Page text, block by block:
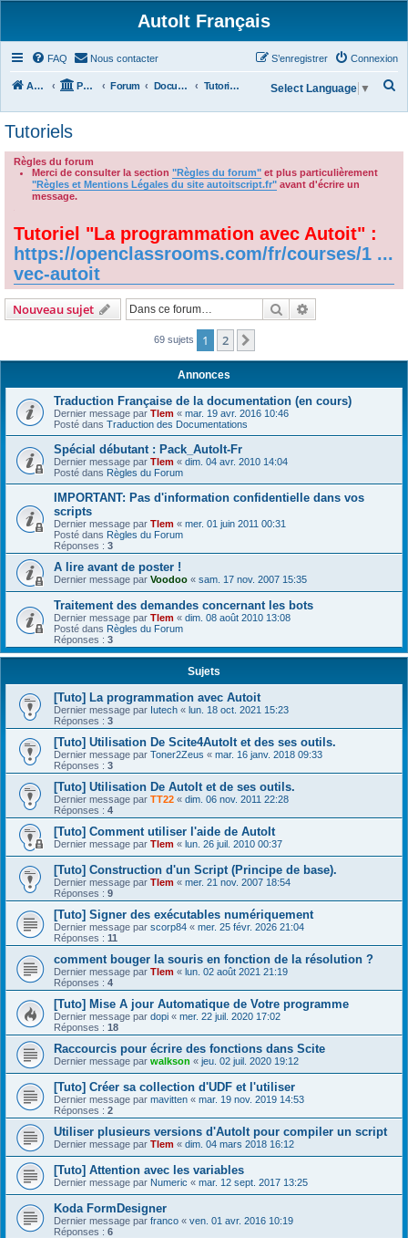
AutoIt Français
FAQ Nous contacter Connexion
S’enregistrer
Accueil Portail Forum Documentations Tutoriels
h
Select Language ▼
Tutoriels
Règles du forum
Merci de consulter la section "Règles du forum" et plus particulièrement
"Règles et Mentions Légales du site autoitscript.fr" avant d'écrire un
message.
Tutoriel "La programmation avec Autoit" :
https://openclassrooms.com/fr/courses/1 ...
vec-autoit
Nouveau sujet Rechercher
69 sujets 1 2
Annonces
Traduction Française de la documentation (en cours)
Dernier message par Tlem « mar. 19 avr. 2016 10:46
Posté dans Traduction des Documentations
Spécial débutant : Pack_AutoIt-Fr
Dernier message par Tlem « dim. 04 avr. 2010 14:04
Posté dans Règles du Forum
IMPORTANT: Pas d'information confidentielle dans vos
scripts
Dernier message par Tlem « mer. 01 juin 2011 00:31
Posté dans Règles du Forum
Réponses : 3
A lire avant de poster !
Dernier message par Voodoo « sam. 17 nov. 2007 15:35
Traitement des demandes concernant les bots
Dernier message par Tlem « dim. 08 août 2010 13:08
Posté dans Règles du Forum
Réponses : 3
Sujets
[Tuto] La programmation avec Autoit
Dernier message par Iutech « lun. 18 oct. 2021 15:23
Réponses : 3
[Tuto] Utilisation De Scite4AutoIt et des ses outils.
Dernier message par Toner2Zeus « mar. 16 janv. 2018 09:33
Réponses : 3
[Tuto] Utilisation De AutoIt et de ses outils.
Dernier message par TT22 « dim. 06 nov. 2011 22:28
Réponses : 4
[Tuto] Comment utiliser l'aide de AutoIt
Dernier message par Tlem « lun. 26 juil. 2010 00:37
[Tuto] Construction d'un Script (Principe de base).
Dernier message par Tlem « mer. 21 nov. 2007 18:54
Réponses : 9
[Tuto] Signer des exécutables numériquement
Dernier message par scorp84 « mer. 25 févr. 2026 21:04
Réponses : 11
comment bouger la souris en fonction de la résolution ?
Dernier message par Tlem « lun. 02 août 2021 21:19
Réponses : 4
[Tuto] Mise A jour Automatique de Votre programme
Dernier message par dopi « mer. 22 juil. 2020 17:02
Réponses : 18
Raccourcis pour écrire des fonctions dans Scite
Dernier message par walkson « jeu. 02 juil. 2020 19:12
[Tuto] Créer sa collection d'UDF et l'utiliser
Dernier message par mavitten « mar. 19 nov. 2019 14:53
Réponses : 2
Utiliser plusieurs versions d'AutoIt pour compiler un script
Dernier message par Tlem « dim. 04 mars 2018 16:12
[Tuto] Attention avec les variables
Dernier message par Numeric « mar. 12 sept. 2017 13:25
Koda FormDesigner
Dernier message par franco « ven. 01 avr. 2016 10:19
Réponses : 6